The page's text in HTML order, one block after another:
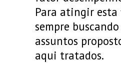
Para atingir
sempre
assuntos
aqui tratados.